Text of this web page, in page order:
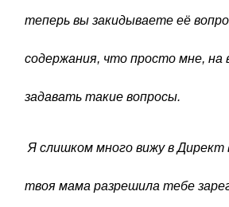
теперь вы закидываете её
содержания, что просто мне,
задавать такие вопросы.
Я слишком много вижу в Директ
твоя мама разрешила тебе